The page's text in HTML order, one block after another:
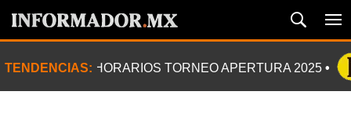
TENDENCIAS: HORARIOS TORNEO APERTURA 2025